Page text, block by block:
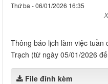
Thứ ba - 06/01/2026 16:35
Thông báo lịch làm việc tuần
Trạch (từ ngày 05/01/2026
File đính kèm